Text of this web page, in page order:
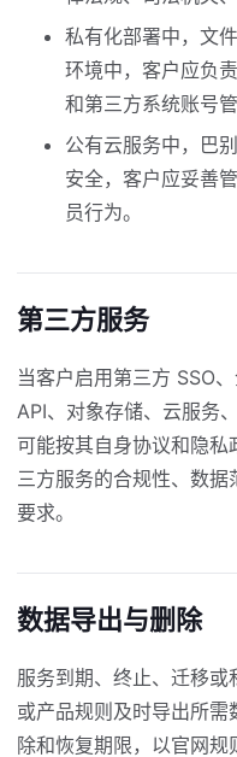
私有化部署中，文
环境中，客户应负
和第三方系统账号管
公有云服务中，巴
安全，客户应妥善
员行为。
第三方服务
当客户启用第三方 SSO
API、对象存储、云服务
可能按其自身协议和隐
三方服务的合规性、数
要求。
数据导出与删除
服务到期、终止、迁移
或产品规则及时导出所需
除和恢复期限，以官网